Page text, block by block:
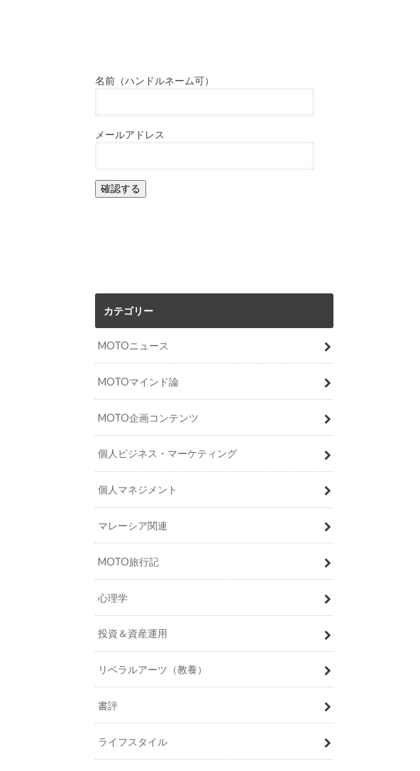
名前（ハンドルネーム可）
メールアドレス
カテゴリー
MOTOニュース
MOTOマインド論
MOTO企画コンテンツ
個人ビジネス・マーケティング
個人マネジメント
マレーシア関連
MOTO旅行記
心理学
投資＆資産運用
リベラルアーツ（教養）
書評
ライフスタイル